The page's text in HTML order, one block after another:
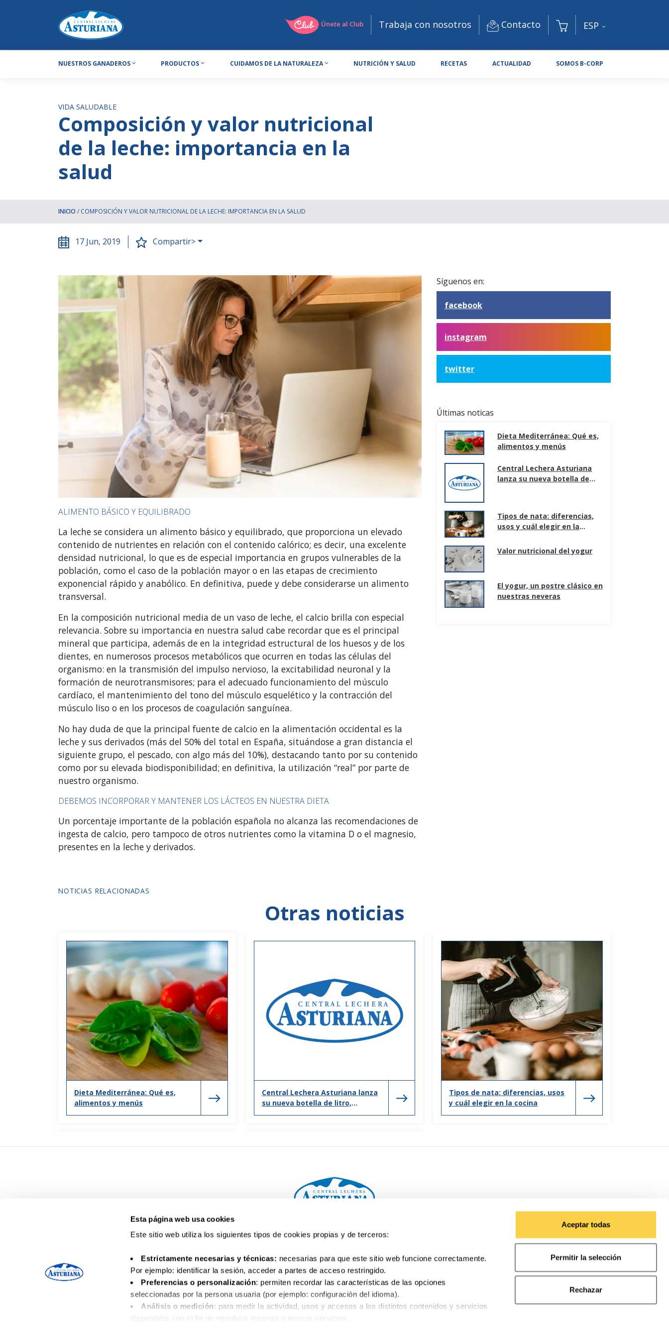
Esta página web usa cookies
Este sitio web utiliza los siguientes tipos de cookies propias y de terceros:
Estrictamente necesarias y técnicas: necesarias para que este sitio web funcione correctamente.
Por ejemplo: identificar la sesión, acceder a partes de acceso restringido.
Preferencias o personalización: permiten recordar las características de las opciones
seleccionadas por la persona usuaria (por ejemplo: configuración del idioma).
Análisis o medición: para medir la actividad, usos y accesos a los distintos contenidos y servicios
disponibles con el fin de introducir mejoras o nuevos servicios.
Aceptar todas
Permitir la selección
Rechazar
Únete al Club Trabaja con nosotros Contacto ESP
NUESTROS GANADEROS PRODUCTOS CUIDAMOS DE LA NATURALEZA NUTRICIÓN Y SALUD RECETAS ACTUALIDAD SOMOS B-CORP
VIDA SALUDABLE
Composición y valor nutricional
de la leche: importancia en la
salud
INICIO / COMPOSICIÓN Y VALOR NUTRICIONAL DE LA LECHE: IMPORTANCIA EN LA SALUD
17 Jun, 2019 Compartir>
ALIMENTO BÁSICO Y EQUILIBRADO
La leche se considera un alimento básico y equilibrado, que proporciona un elevado
contenido de nutrientes en relación con el contenido calórico; es decir, una excelente
densidad nutricional, lo que es de especial importancia en grupos vulnerables de la
población, como el caso de la población mayor o en las etapas de crecimiento
exponencial rápido y anabólico. En definitiva, puede y debe considerarse un alimento
transversal.
En la composición nutricional media de un vaso de leche, el calcio brilla con especial
relevancia. Sobre su importancia en nuestra salud cabe recordar que es el principal
mineral que participa, además de en la integridad estructural de los huesos y de los
dientes, en numerosos procesos metabólicos que ocurren en todas las células del
organismo: en la transmisión del impulso nervioso, la excitabilidad neuronal y la
formación de neurotransmisores; para el adecuado funcionamiento del músculo
cardíaco, el mantenimiento del tono del músculo esquelético y la contracción del
músculo liso o en los procesos de coagulación sanguínea.
No hay duda de que la principal fuente de calcio en la alimentación occidental es la
leche y sus derivados (más del 50% del total en España, situándose a gran distancia el
siguiente grupo, el pescado, con algo más del 10%), destacando tanto por su contenido
como por su elevada biodisponibilidad; en definitiva, la utilización “real” por parte de
nuestro organismo.
DEBEMOS INCORPORAR Y MANTENER LOS LÁCTEOS EN NUESTRA DIETA
Un porcentaje importante de la población española no alcanza las recomendaciones de
ingesta de calcio, pero tampoco de otros nutrientes como la vitamina D o el magnesio,
presentes en la leche y derivados.
Síguenos en:
facebook
instagram
twitter
Últimas noticas
Dieta Mediterránea: Qué es,
alimentos y menús
Central Lechera Asturiana
lanza su nueva botella de
Tipos de nata: diferencias,
usos y cuál elegir en la
Valor nutricional del yogur
El yogur, un postre clásico en
nuestras neveras
NOTICIAS RELACIONADAS
Otras noticias
Dieta Mediterránea: Qué es,
alimentos y menús
Central Lechera Asturiana lanza
su nueva botella de litro,
adaptada a los nuevos hogares
Tipos de nata: diferencias, usos
y cuál elegir en la cocina
Tu consulta. Te escuchamos
Contacto Aviso legal Política de privacidad Política de cookies